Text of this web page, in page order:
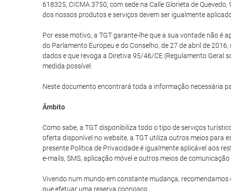
618325, CICMA 3750, com sede na Calle Glorieta de
dos nossos produtos e serviços devem ser igualmente
Por esse motivo, a TGT garante-lhe que a sua vontade não
do Parlamento Europeu e do Conselho, de 27 de abril de
dados e que revoga a Diretiva 95/46/CE (Regulamento Geral
medida possível.
Neste documento encontrará toda a informação necessária
Âmbito
Como sabe, a TGT disponibiliza todo o tipo de serviços
oferta disponível no website, a TGT utiliza outros meios para
presente Política de Privacidade é igualmente aplicável aos
e-mails, SMS, aplicação móvel e outros meios de comunicação
Vivendo num mundo em constante mudança,
que efetuar uma reserva connosco.